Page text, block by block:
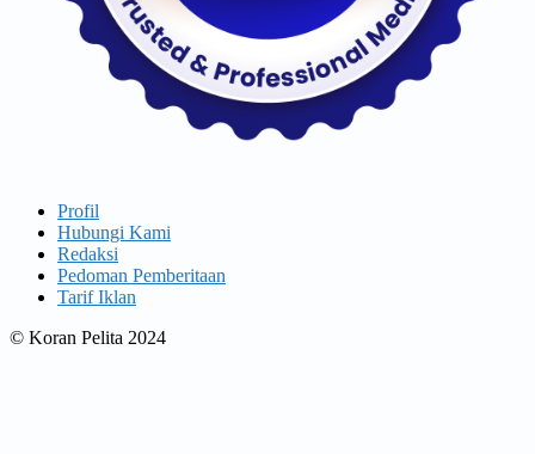
Profil
Hubungi Kami
Redaksi
Pedoman Pemberitaan
Tarif Iklan
© Koran Pelita 2024